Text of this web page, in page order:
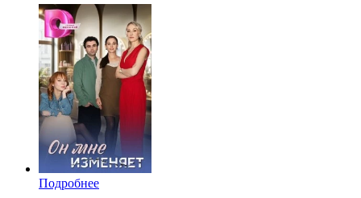
Подробнее